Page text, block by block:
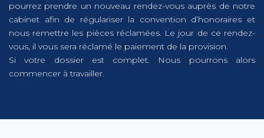
pourrez prendre un nouveau rendez-vous auprès de notre
cabinet afin de régulariser la convention d’honoraires et
nous remettre les pièces réclamées. Le jour de ce rendez-
vous, il vous sera réclamé le paiement de la provision.
Si votre dossier est complet. Nous pourrons alors
commencer à travailler.